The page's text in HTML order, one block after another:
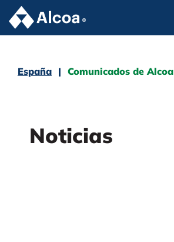
España Comunicados de Alcoa
Noticias